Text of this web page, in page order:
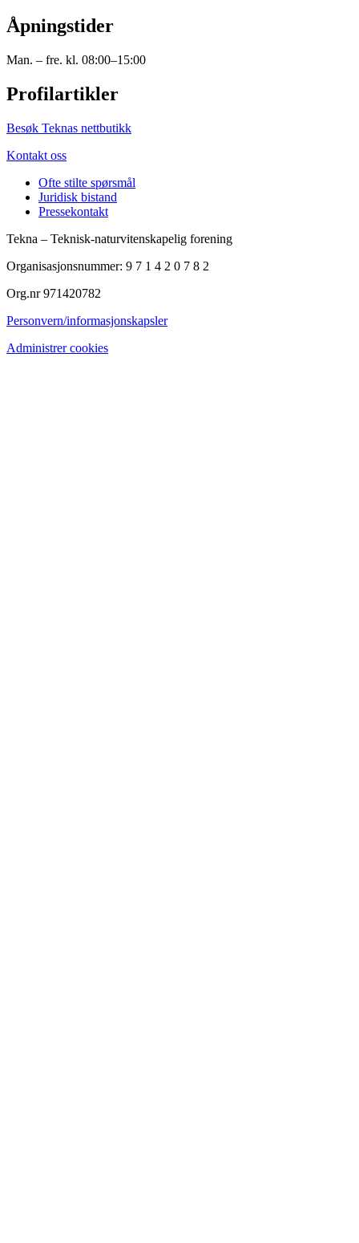
Åpningstider
Man. – fre. kl. 08:00–15:00
Profilartikler
Besøk Teknas nettbutikk
Kontakt oss
Ofte stilte spørsmål
Juridisk bistand
Pressekontakt
Tekna – Teknisk-naturvitenskapelig forening
Organisasjonsnummer: 9 7 1 4 2 0 7 8 2
Org.nr 971420782
Personvern/informasjonskapsler
Administrer cookies